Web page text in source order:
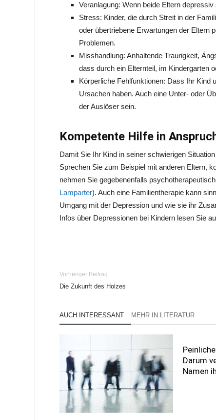
Veranlagung: Wenn beide Eltern
Stress: Kinder, die durch Streit in der
oder übertriebene Erwartungen der Eltern
Problemen.
Misshandlung: Anhaltende Traurigkeit,
dass durch ein Elternteil, im Kindergarten
Körperliche Fehlfunktionen: Dass Ihr Kind
Ursachen haben. Auch eine Unter- oder
der Auslöser sein.
Kompetente Hilfe in
Damit Sie Ihr Kind in seiner schwierigen
Sprechen Sie zum Beispiel mit anderen Eltern,
nehmen Sie gegebenenfalls
Lamparter). Auch eine Familientherapie kann
Umgang mit der Depression und wie sie ihr
Infos über Depressionen bei Kindern lesen Sie
Vorheriger Beitrag
Die Zukunft des Holzes
AUCH INTERESSANT MEHR IN LITERATUR
Darum
Namen